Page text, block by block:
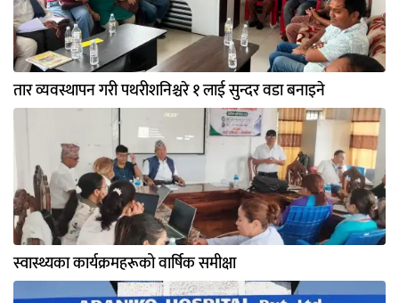
तार व्यवस्थापन गरी पथरीशनिश्चरे १ लाई सुन्दर वडा बनाइने
स्वास्थ्यका कार्यक्रमहरूको वार्षिक समीक्षा